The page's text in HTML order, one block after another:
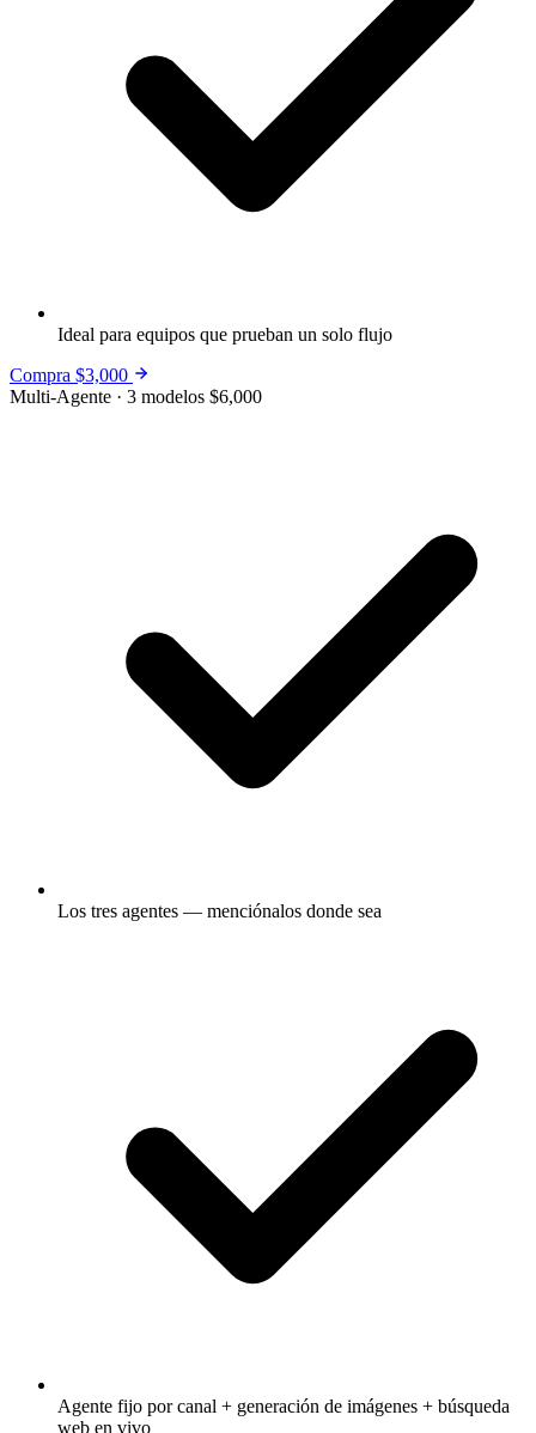
Ideal para equipos que prueban un solo flujo
Compra $3,000
Multi-Agente · 3 modelos $6,000
Los tres agentes — menciónalos donde sea
Agente fijo por canal + generación de imágenes + búsqueda
web en vivo